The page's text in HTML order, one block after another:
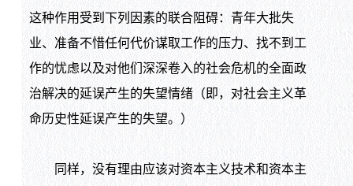
这种作用受到下列因素的联合阻碍：青年大批失
业、准备不惜任何代价谋取工作的压力、找不到工
作的忧虑以及对他们深深卷入的社会危机的全面政
治解决的延误产生的失望情绪（即，对社会主义革
命历史性延误产生的失望。）
同样，没有理由应该对资本主义技术和资本主